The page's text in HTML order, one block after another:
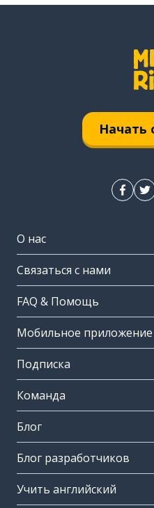
Начать
О нас
Связаться с нами
FAQ & Помощь
Мобильное приложение
Подписка
Команда
Блог
Блог разработчиков
Учить английский